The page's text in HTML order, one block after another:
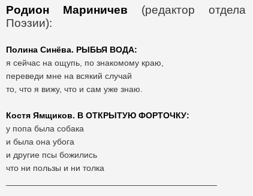
Родион Мариничев (редактор отдела
Поэзии):
Полина Синёва. РЫБЬЯ ВОДА:
я сейчас на ощупь, по знакомому краю,
переведи мне на всякий случай
то, что я вижу, что и сам уже знаю.
Костя Ямщиков. В ОТКРЫТУЮ ФОРТОЧКУ:
у попа была собака
и была она убога
и другие псы божились
что ни пользы и ни толка